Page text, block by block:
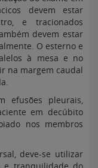
devem estar
e tracionados
devem estar
O esterno e
à mesa e no
na margem caudal
efusões pleurais,
em decúbito
nos membros
deve-se utilizar